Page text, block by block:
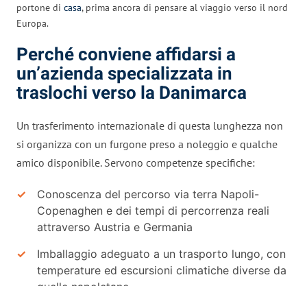
portone di casa, prima ancora di pensare al viaggio verso il nord
Europa.
Perché conviene affidarsi a
un’azienda specializzata in
traslochi verso la Danimarca
Un trasferimento internazionale di questa lunghezza non
si organizza con un furgone preso a noleggio e qualche
amico disponibile. Servono competenze specifiche:
Conoscenza del percorso via terra Napoli-
Copenaghen e dei tempi di percorrenza reali
attraverso Austria e Germania
Imballaggio adeguato a un trasporto lungo, con
temperature ed escursioni climatiche diverse da